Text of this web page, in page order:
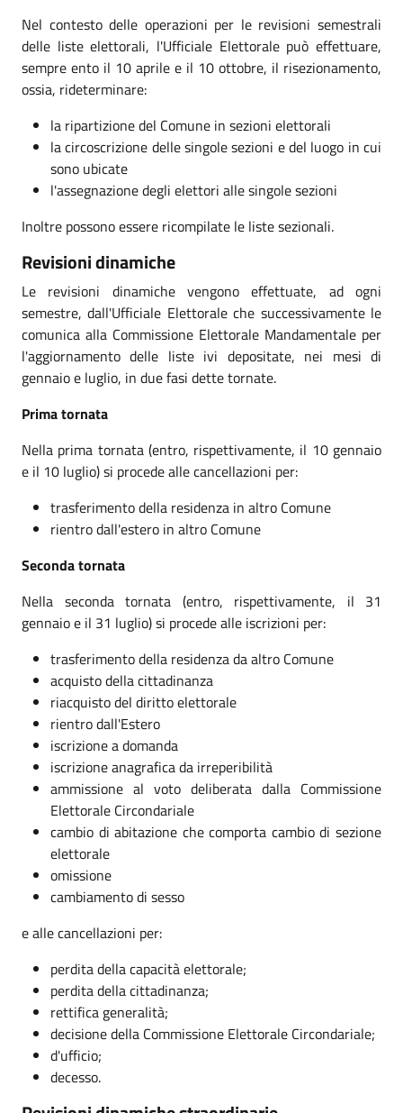
Nel contesto delle operazioni per le revisioni semestrali
delle liste elettorali, l'Ufficiale Elettorale può effettuare,
sempre ento il 10 aprile e il 10 ottobre, il risezionamento,
ossia, rideterminare:
la ripartizione del Comune in sezioni elettorali
la circoscrizione delle singole sezioni e del luogo in cui
sono ubicate
l'assegnazione degli elettori alle singole sezioni
Inoltre possono essere ricompilate le liste sezionali.
Revisioni dinamiche
Le revisioni dinamiche vengono effettuate, ad ogni
semestre, dall'Ufficiale Elettorale che successivamente le
comunica alla Commissione Elettorale Mandamentale per
l'aggiornamento delle liste ivi depositate, nei mesi di
gennaio e luglio, in due fasi dette tornate.
Prima tornata
Nella prima tornata (entro, rispettivamente, il 10 gennaio
e il 10 luglio) si procede alle cancellazioni per:
trasferimento della residenza in altro Comune
rientro dall'estero in altro Comune
Seconda tornata
Nella seconda tornata (entro, rispettivamente, il 31
gennaio e il 31 luglio) si procede alle iscrizioni per:
trasferimento della residenza da altro Comune
acquisto della cittadinanza
riacquisto del diritto elettorale
rientro dall'Estero
iscrizione a domanda
iscrizione anagrafica da irreperibilità
ammissione al voto deliberata dalla Commissione
Elettorale Circondariale
cambio di abitazione che comporta cambio di sezione
elettorale
omissione
cambiamento di sesso
e alle cancellazioni per:
perdita della capacità elettorale;
perdita della cittadinanza;
rettifica generalità;
decisione della Commissione Elettorale Circondariale;
d'ufficio;
decesso.